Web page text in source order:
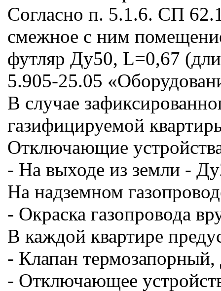
Согласно п. 5.1.6. СП
смежное с ним
футляр Ду50, L=0,67
5.905-25.05
В случае
газифицируемой
Отключающие
- На выходе из земли -
На надземном
- Окраска газопровода
В каждой квартире
- Клапан термозапорный,
- Отключающее